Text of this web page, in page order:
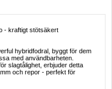
- kraftigt stötsäkert
hybridfodral, byggt för dem
med användbarheten.
slagtålighet, erbjuder detta
och repor - perfekt för